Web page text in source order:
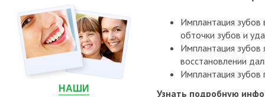
НАШИ
Имплантация зубов
обточки зубов и
Имплантация зубов
восстановлении
Имплантация зубов
Узнать подробную